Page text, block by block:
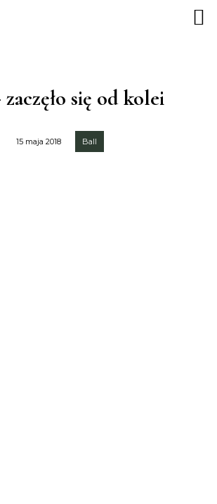
się od kolei
15 maja 2018 Ball